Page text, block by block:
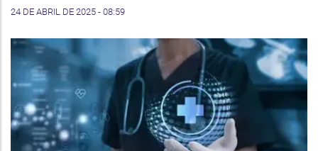
24 DE ABRIL DE 2025 - 08:59